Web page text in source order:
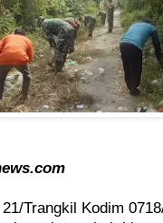
Trangkil Kodim